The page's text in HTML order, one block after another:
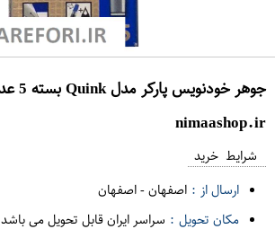
جوهر خودنویس پارکر مدل Quink بسته 5 عددی
nimaashop.ir
شرایط خرید
ارسال از : اصفهان-اصفهان
مکان تحویل : سراسر ایران قابل تحویل می باشد